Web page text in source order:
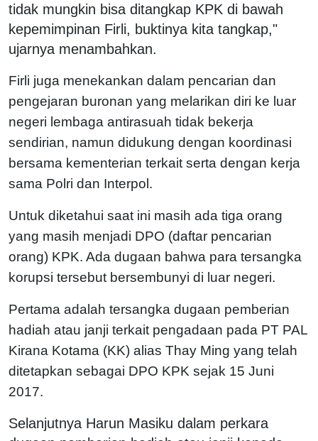
tidak mungkin bisa ditangkap KPK di bawah
kepemimpinan Firli, buktinya kita tangkap,"
ujarnya menambahkan.
Firli juga menekankan dalam pencarian dan
pengejaran buronan yang melarikan diri ke luar
negeri lembaga antirasuah tidak bekerja
sendirian, namun didukung dengan koordinasi
bersama kementerian terkait serta dengan kerja
sama Polri dan Interpol.
Untuk diketahui saat ini masih ada tiga orang
yang masih menjadi DPO (daftar pencarian
orang) KPK. Ada dugaan bahwa para tersangka
korupsi tersebut bersembunyi di luar negeri.
Pertama adalah tersangka dugaan pemberian
hadiah atau janji terkait pengadaan pada PT PAL
Kirana Kotama (KK) alias Thay Ming yang telah
ditetapkan sebagai DPO KPK sejak 15 Juni
2017.
Selanjutnya Harun Masiku dalam perkara